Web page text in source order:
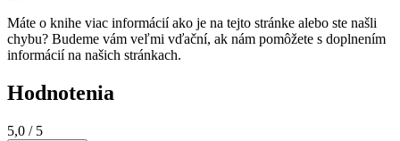
Máte o knihe viac informácií ako je na tejto stránke alebo ste našli
chybu? Budeme vám veľmi vďační, ak nám pomôžete s doplnením
informácií na našich stránkach.
Hodnotenia
5,0 / 5